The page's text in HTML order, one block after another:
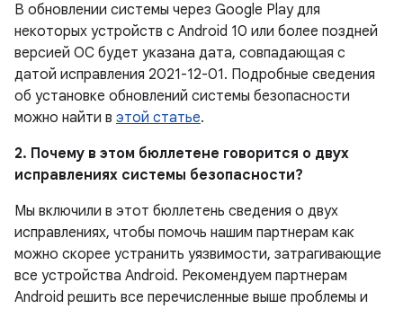
В обновлении системы через Google Play для
некоторых устройств с Android 10 или более поздней
версией ОС будет указана дата, совпадающая с
датой исправления 2021-12-01. Подробные сведения
об установке обновлений системы безопасности
можно найти в этой статье.
2. Почему в этом бюллетене говорится о двух
исправлениях системы безопасности?
Мы включили в этот бюллетень сведения о двух
исправлениях, чтобы помочь нашим партнерам как
можно скорее устранить уязвимости, затрагивающие
все устройства Android. Рекомендуем партнерам
Android решить все перечисленные выше проблемы и